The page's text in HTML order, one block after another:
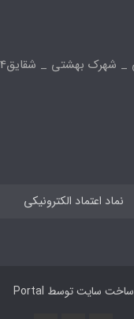
نماد اعتماد الکترونیکی
ساخت سایت توسط Portal